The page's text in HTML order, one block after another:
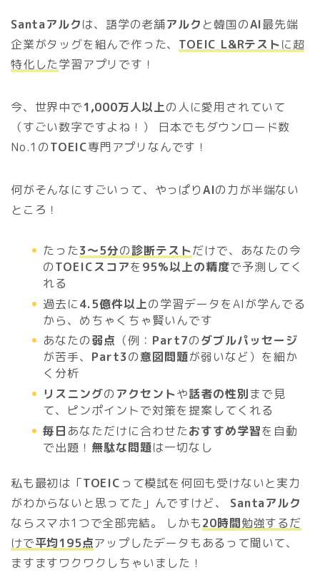
Santaアルクは、語学の老舗アルク と韓国のAI最先端
企業がタッグを組んで作った、 TOEIC L&Rテストに超
特化した学習アプリです！
今、世界中で1,000万人以上の人に愛用されていて
（すごい数字ですよね！） 日本でもダウンロード数
No.1のTOEIC専門アプリなんです！
何がそんなにすごいって、やっぱりAIの力が半端ない
ところ！
たった3〜5分の診断テストだけで、あなたの今
のTOEICスコアを 95%以上の精度で予測してく
れる
過去に4.5億件以上の学習データをAIが学んでる
から、めちゃくちゃ賢いんです
あなたの弱点 （例： Part7のダブルパッセージ
が苦手、 Part3の意図問題が弱いなど）を細か
く分析
リスニングの アクセントや話者の性別まで見
て、ピンポイントで対策を提案してくれる
毎日 あなただけに合わせたおすすめ学習を自動
で出題！ 無駄な問題は一切なし
私も最初は「TOEIC って模試を何回も受けないと実力
がわからないと思ってた」んですけど、 Santaアルク
ならスマホ1つで全部完結。 しかも20時間勉強するだ
けで平均195点アップしたデータもあるって聞いて、
ますますワクワクしちゃいました！